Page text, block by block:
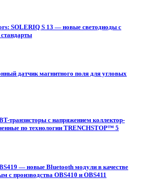
SOLERIQ S 13 — новые светодиоды с
датчик магнитного поля для угловых
транзисторы с напряжением коллектор-
по технологии TRENCHSTOP™ 5
— новые Bluetooth модули в качестве
с производства OBS410 и OBS411